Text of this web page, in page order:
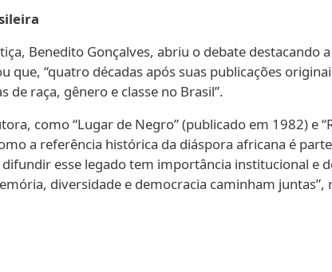
Benedito Gonçalves, abriu o debate
que, “quatro décadas após suas publicações
raça, gênero e classe no Brasil”.
como “Lugar de Negro” (publicado em 1982) e
a referência histórica da diáspora africana é
esse legado tem importância institucional e
diversidade e democracia caminham juntas”,